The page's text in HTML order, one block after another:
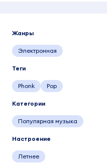
Жанры
Электронная
Теги
Phonk Pop
Категории
Популярная музыка
Настроение
Летнее